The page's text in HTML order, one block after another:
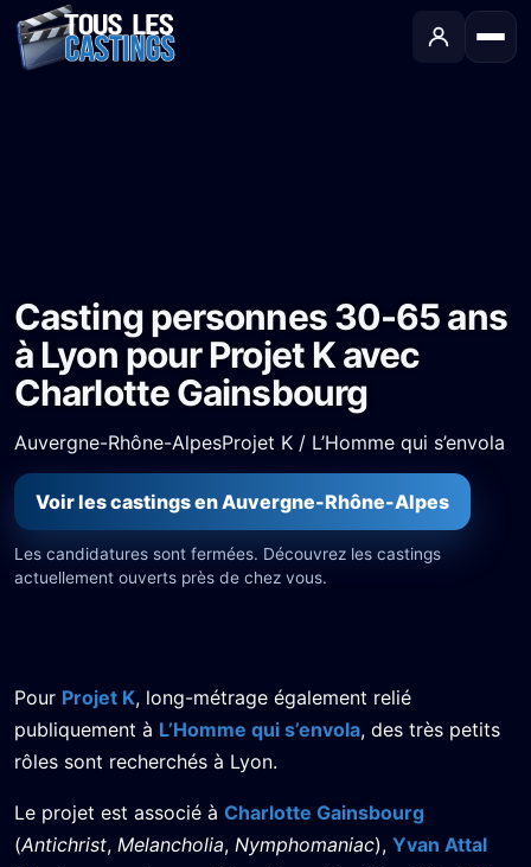
Casting personnes 30-65 ans
à Lyon pour Projet K avec
Charlotte Gainsbourg
Auvergne-Rhône-AlpesProjet K / L’Homme qui s’envola
Voir les castings en Auvergne-Rhône-Alpes
Les candidatures sont fermées. Découvrez les castings
actuellement ouverts près de chez vous.
Pour Projet K, long-métrage également relié
publiquement à L’Homme qui s’envola, des très petits
rôles sont recherchés à Lyon.
Le projet est associé à Charlotte Gainsbourg
(Antichrist, Melancholia, Nymphomaniac), Yvan Attal